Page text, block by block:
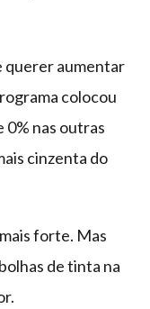
querer aumentar
colocou
0% nas outras
cinzenta do
forte. Mas
de tinta na